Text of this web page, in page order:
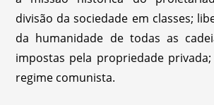
divisão da sociedade em classes;
da humanidade de todas as
impostas pela propriedade
regime comunista.